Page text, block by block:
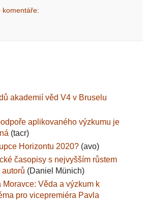
komentáře:
akademií věd V4 v Bruselu
aplikovaného výzkumu je
(tacr)
Horizontu 2020?(avo)
časopisy s nejvyšším růstem
(Daniel Münich)
Moravce: Věda a výzkum k
pro vicepremiéra Pavla